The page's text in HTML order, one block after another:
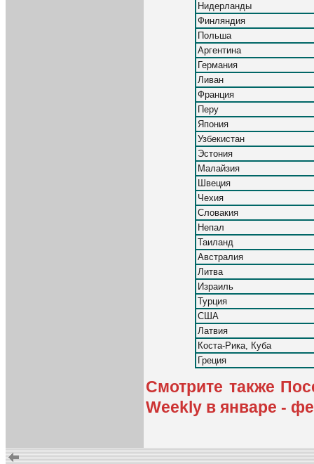
Нидерланды
Финляндия
Польша
Аргентина
Германия
Ливан
Франция
Перу
Япония
Узбекистан
Эстония
Малайзия
Швеция
Чехия
Словакия
Непал
Таиланд
Австралия
Литва
Израиль
Турция
США
Латвия
Коста-Рика, Куба
Греция
Смотрите также
Weekly в январе -